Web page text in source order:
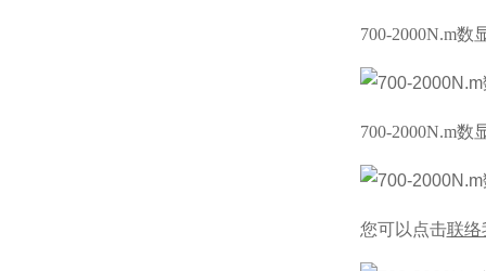
700-2000N.m数
700-2000N.m数
您可以点击联络